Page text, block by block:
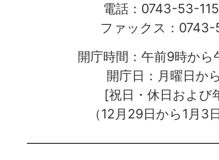
電話：0743-53-
ファックス：
開庁時間：午前9時か
開庁日：月曜日か
[祝日・休日および
（12月29日から1月3